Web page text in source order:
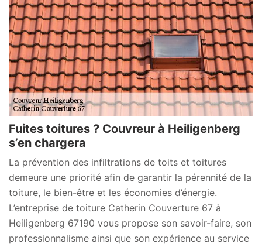
Fuites toitures ? Couvreur à Heiligenberg
s’en chargera
La prévention des infiltrations de toits et toitures
demeure une priorité afin de garantir la pérennité de la
toiture, le bien-être et les économies d’énergie.
L’entreprise de toiture Catherin Couverture 67 à
Heiligenberg 67190 vous propose son savoir-faire, son
professionnalisme ainsi que son expérience au service